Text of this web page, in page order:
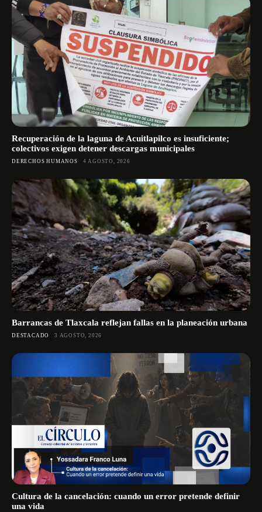
Recuperación de la laguna de Acuitlapilco es insuficiente;
colectivos exigen detener descargas municipales
DERECHOS HUMANOS 4 AGOSTO, 2026
Barrancas de Tlaxcala reflejan fallas en la planeación urbana
DESTACADO 3 AGOSTO, 2026
Cultura de la cancelación: cuando un error pretende definir
una vida